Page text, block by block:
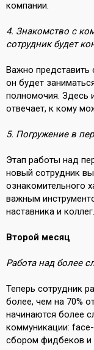
компании.
4. Знакомство с
сотрудник будет
Важно представить
он будет
полномочия. Здесь
отвечает, к кому
5. Погружение в
Этап работы над
новый сотрудник
ознакомительного
важным
наставника и коллег.
Второй месяц
Работа над более
Теперь сотрудник
более, чем на 70%
начинаются более
коммуникации:
сбором фидбеков и